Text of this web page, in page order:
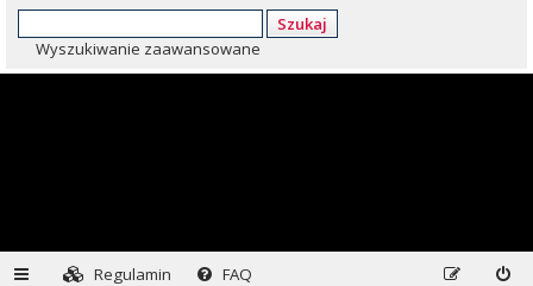
Szukaj
Wyszukiwanie zaawansowane
Regulamin
FAQ